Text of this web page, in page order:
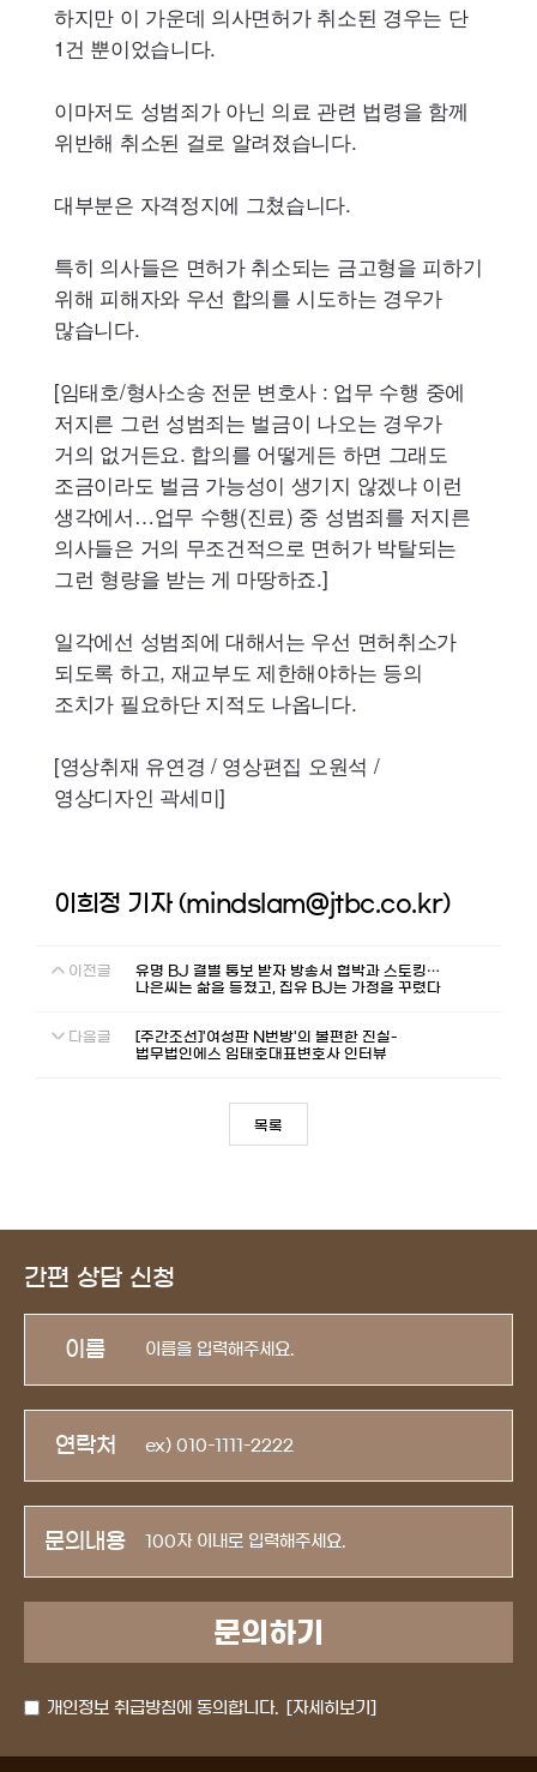
하지만 이 가운데 의사면허가 취소된 경우는 단
1건 뿐이었습니다.
이마저도 성범죄가 아닌 의료 관련 법령을 함께
위반해 취소된 걸로 알려졌습니다.
대부분은 자격정지에 그쳤습니다.
특히 의사들은 면허가 취소되는 금고형을 피하기
위해 피해자와 우선 합의를 시도하는 경우가
많습니다.
[임태호/형사소송 전문 변호사 : 업무 수행 중에
저지른 그런 성범죄는 벌금이 나오는 경우가
거의 없거든요. 합의를 어떻게든 하면 그래도
조금이라도 벌금 가능성이 생기지 않겠냐 이런
생각에서…업무 수행(진료) 중 성범죄를 저지른
의사들은 거의 무조건적으로 면허가 박탈되는
그런 형량을 받는 게 마땅하죠.]
일각에선 성범죄에 대해서는 우선 면허취소가
되도록 하고, 재교부도 제한해야하는 등의
조치가 필요하단 지적도 나옵니다.
[영상취재 유연경 / 영상편집 오원석 /
영상디자인 곽세미]
이희정 기자 (mindslam@jtbc.co.kr)
이전글
유명 BJ 결별 통보 받자 방송서 협박과 스토킹…
나은씨는 삶을 등졌고, 집유 BJ는 가정을 꾸렸다
다음글
[주간조선]'여성판 N번방'의 불편한 진실-
법무법인에스 임태호대표변호사 인터뷰
목록
간편 상담 신청
이름
연락처
문의내용
개인정보 취급방침에 동의합니다. [자세히보기]